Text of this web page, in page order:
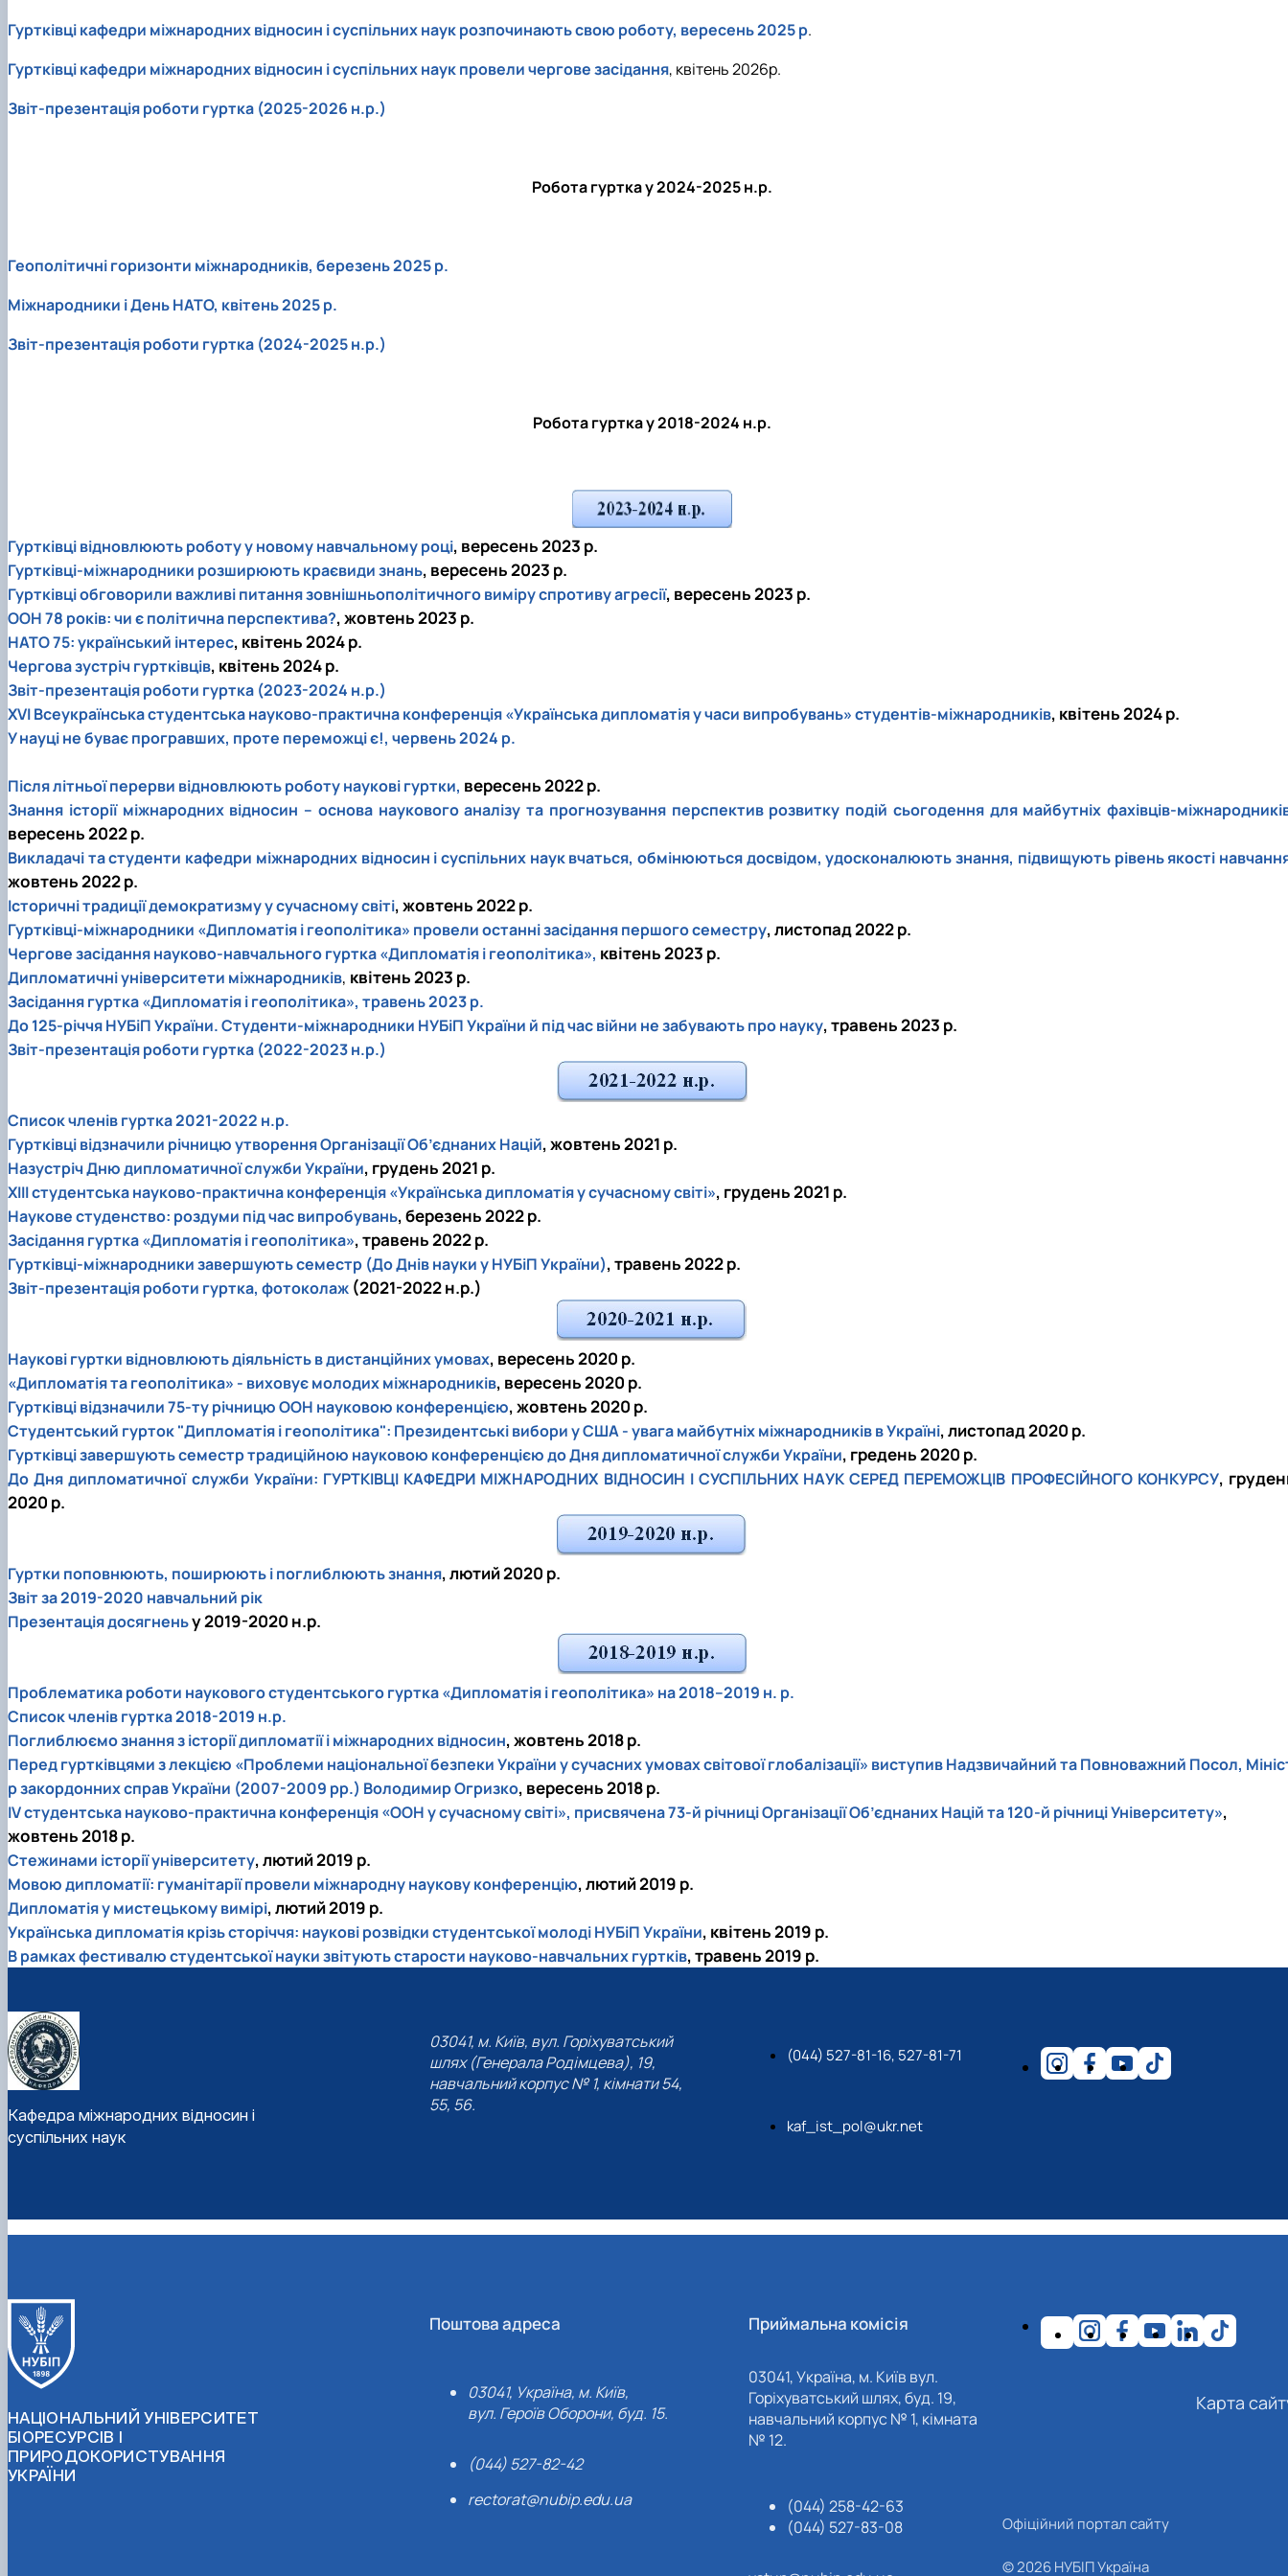
Гуртківці кафедри міжнародних відносин і суспільних наук розпочинають свою роботу, вересень 2025 р.
Гуртківці кафедри міжнародних відносин і суспільних наук провели чергове засідання, квітень 2026р.
Звіт-презентація роботи гуртка (2025-2026 н.р.)
Робота гуртка у 2024-2025 н.р.
Геополітичні горизонти міжнародників, березень 2025 р.
Міжнародники і День НАТО, квітень 2025 р.
Звіт-презентація роботи гуртка (2024-2025 н.р.)
Робота гуртка у 2018-2024 н.р.
Гуртківці відновлюють роботу у новому навчальному році, вересень 2023 р.
Гуртківці-міжнародники розширюють краєвиди знань, вересень 2023 р.
Гуртківці обговорили важливі питання зовнішньополітичного виміру спротиву агресії, вересень 2023 р.
ООН 78 років: чи є політична перспектива?, жовтень 2023 р.
НАТО 75: український інтерес, квітень 2024 р.
Чергова зустріч гуртківців, квітень 2024 р.
Звіт-презентація роботи гуртка (2023-2024 н.р.)
ХVІ Всеукраїнська студентська науково-практична конференція «Українська дипломатія у часи випробувань» студентів-міжнародників, квітень 2024 р.
У науці не буває програвших, проте переможці є!, червень 2024 р.
Після літньої перерви відновлюють роботу наукові гуртки, вересень 2022 р.
Знання історії міжнародних відносин – основа наукового аналізу та прогнозування перспектив розвитку подій сьогодення для майбутніх фахівців-
вересень 2022 р.
Викладачі та студенти кафедри міжнародних відносин і суспільних наук вчаться, обмінюються досвідом, удосконалюють знання, підвищують рівень якості
жовтень 2022 р.
Історичні традиції демократизму у сучасному світі, жовтень 2022 р.
Гуртківці-міжнародники «Дипломатія і геополітика» провели останні засідання першого семестру, листопад 2022 р.
Чергове засідання науково-навчального гуртка «Дипломатія і геополітика», квітень 2023 р.
Дипломатичні університети міжнародників, квітень 2023 р.
Засідання гуртка «Дипломатія і геополітика», травень 2023 р.
До 125-річчя НУБіП України. Студенти-міжнародники НУБіП України й під час війни не забувають про науку, травень 2023 р.
Звіт-презентація роботи гуртка (2022-2023 н.р.)
Список членів гуртка 2021-2022 н.р.
Гуртківці відзначили річницю утворення Організації Об’єднаних Націй, жовтень 2021 р.
Назустріч Дню дипломатичної служби України, грудень 2021 р.
ХІІІ студентська науково-практична конференція «Українська дипломатія у сучасному світі», грудень 2021 р.
Наукове студенство: роздуми під час випробувань, березень 2022 р.
Засідання гуртка «Дипломатія і геополітика», травень 2022 р.
Гуртківці-міжнародники завершують семестр (До Днів науки у НУБіП України), травень 2022 р.
Звіт-презентація роботи гуртка, фотоколаж (2021-2022 н.р.)
Наукові гуртки відновлюють діяльність в дистанційних умовах, вересень 2020 р.
«Дипломатія та геополітика» - виховує молодих міжнародників, вересень 2020 р.
Гуртківці відзначили 75-ту річницю ООН науковою конференцією, жовтень 2020 р.
Студентський гурток "Дипломатія і геополітика": Президентські вибори у США - увага майбутніх міжнародників в Україні, листопад 2020 р.
Гуртківці завершують семестр традиційною науковою конференцією до Дня дипломатичної служби України, гредень 2020 р.
До Дня дипломатичної служби України: ГУРТКІВЦІ КАФЕДРИ МІЖНАРОДНИХ ВІДНОСИН І СУСПІЛЬНИХ НАУК СЕРЕД ПЕРЕМОЖЦІВ ПРОФЕСІЙНОГО КОНКУРСУ,
2020 р.
Гуртки поповнюють, поширюють і поглиблюють знання, лютий 2020 р.
Звіт за 2019-2020 навчальний рік
Презентація досягненьу 2019-2020 н.р.
Проблематика роботи наукового студентського гуртка «Дипломатія і геополітика» на 2018–2019 н. р.
Список членів гуртка 2018-2019 н.р.
Поглиблюємо знання з історії дипломатії і міжнародних відносин, жовтень 2018 р.
Перед гуртківцями з лекцією «Проблеми національної безпеки України у сучасних умовах світової глобалізації» виступив Надзвичайний та Повноважний Посол,
р закордонних справ України (2007-2009 рр.) Володимир Огризко, вересень 2018 р.
ІV студентська науково-практична конференція «ООН у сучасному світі», присвячена 73-й річниці Організації Об’єднаних Націй та 120-й річниці Університету»,
жовтень 2018 р.
Стежинами історії університету, лютий 2019 р.
Мовою дипломатії: гуманітарії провели міжнародну наукову конференцію, лютий 2019 р.
Дипломатія у мистецькому вимірі, лютий 2019 р.
Українська дипломатія крізь сторіччя: наукові розвідки студентської молоді НУБіП України, квітень 2019 р.
В рамках фестивалю студентської науки звітують старости науково-навчальних гуртків, травень 2019 р.
Кафедра міжнародних відносин і
суспільних наук
03041, м. Київ, вул. Горіхуватський
шлях (Генерала Родімцева), 19,
навчальний корпус № 1, кімнати 54,
55, 56.
(044) 527-81-16, 527-81-71
kaf_ist_pol@ukr.net
НАЦІОНАЛЬНИЙ УНІВЕРСИТЕТ
БІОРЕСУРСІВ І
ПРИРОДОКОРИСТУВАННЯ
УКРАЇНИ
Поштова адреса
03041, Україна, м. Київ,
вул. Героїв Оборони, буд. 15.
(044) 527-82-42
rectorat@nubip.edu.ua
Приймальна комісія
03041, Україна, м. Київ вул.
Горіхуватський шлях, буд. 19,
навчальний корпус № 1, кімната
№ 12.
(044) 258-42-63
(044) 527-83-08
Карта
Офіційний портал сайту
© 2026 НУБІП Україна